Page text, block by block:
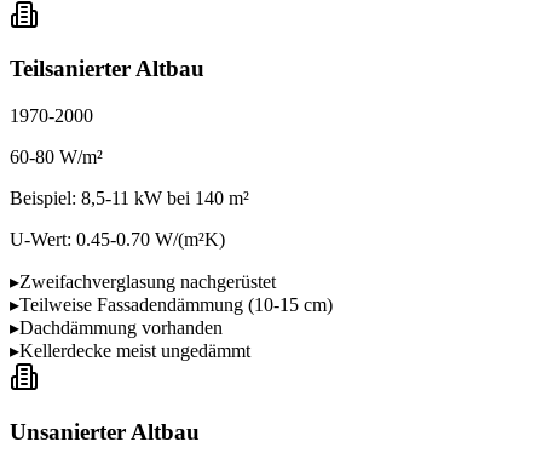
Teilsanierter Altbau
1970-2000
60-80 W/m²
Beispiel: 8,5-11 kW bei 140 m²
U-Wert: 0.45-0.70 W/(m²K)
▸Zweifachverglasung nachgerüstet
▸Teilweise Fassadendämmung (10-15 cm)
▸Dachdämmung vorhanden
▸Kellerdecke meist ungedämmt
Unsanierter Altbau